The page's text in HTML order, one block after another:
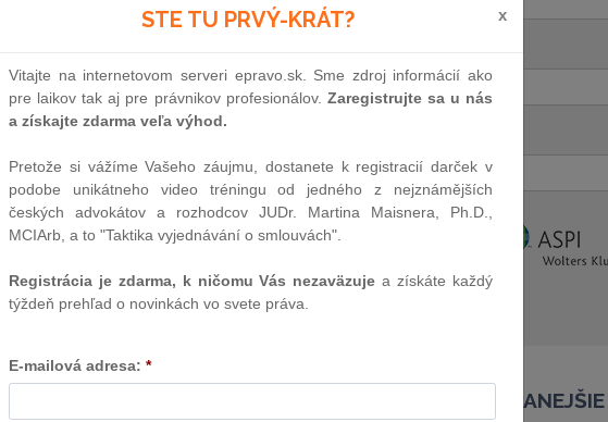
na daňových a colných úradoch používať tak
Potvrdenia pre evidenciu poplatku. Na úradoch
samoobslužné platobné terminály (kiosky), no
na úradoch Ministerstva vnútra SR (MVSR)
správnych poplatkov formou papierových kolkových
KOLOK, zaviedla Slovenská pošta aj možnosť úhrady
(zoznam nájdete na http://www.posta.sk/sluzby/platobny-
sumy občanovi či podnikateľovi vydajú „Potvrdenie pre
hodnote: 0,50 €, 1 €, 3 €, 5 €, 10 €, 20 €, 50 €, 100 €.
poplatku“ na úhradu správneho poplatku za úkony
správe akceptují.
iných úradoch prostredníctvom kioskov (
poplatku za úkony a konania orgánov finančnej
STE TU PRVÝ-KRÁT? x
Vitajte na internetovom serveri epravo.sk. Sme zdroj informácií ako
pre laikov tak aj pre právnikov profesionálov. Zaregistrujte sa u nás
a získajte zdarma veľa výhod.
Pretože si vážíme Vašeho záujmu, dostanete k registracií darček v
podobe unikátneho video tréningu od jedného z nejznámějších
českých advokátov a rozhodcov JUDr. Martina Maisnera, Ph.D.,
MCIArb, a to "Taktika vyjednávání o smlouvách".
Registrácia je zdarma, k ničomu Vás nezaväzuje a získáte každý
týždeň prehľad o novinkách vo svete práva.
E-mailová adresa: *